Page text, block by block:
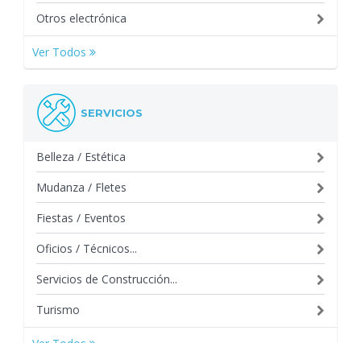
Otros electrónica
Ver Todos
SERVICIOS
Belleza / Estética
Mudanza / Fletes
Fiestas / Eventos
Oficios / Técnicos...
Servicios de Construcción...
Turismo